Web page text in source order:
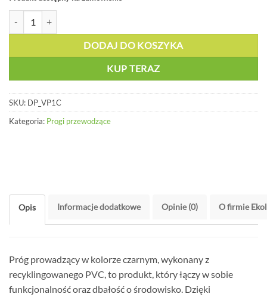
DODAJ DO KOSZYKA
KUP TERAZ
SKU: DP_VP1C
Kategoria: Progi przewodzące
Opis Informacje dodatkowe Opinie (0) O firmie
Próg prowadzący w kolorze czarnym, wykonany z
recyklingowanego PVC, to produkt, który łączy w sobie
funkcjonalność oraz dbałość o środowisko. Dzięki